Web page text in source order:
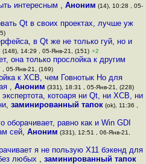
интересным ,Аноним (14), 10:28 , 05-
Qt в своих проектах, лучше уж
в Qt же не только гуй, но и
(148), 14:29 , 05-Янв-21, (151) +2
она только прослойка к другим
, 05-Янв-21, (169)
к XCB, чем Говнотык Но для
,Аноним (331), 18:31 , 05-Янв-21, (228)
котоаря ни Qt, ни XCB, ни
, заминированный тапок(ok), 11:36 ,
оборачивает, равно как и Win GDI
сей, Аноним (331), 12:51 , 06-Янв-21,
я не пользую X11 бэкенд для
любых ,заминированный тапок